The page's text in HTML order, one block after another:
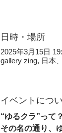
日時・場所
2025年3月15日
gallery zing, 日本
イベントにつ
“ゆるクラ”って
その名の通り、